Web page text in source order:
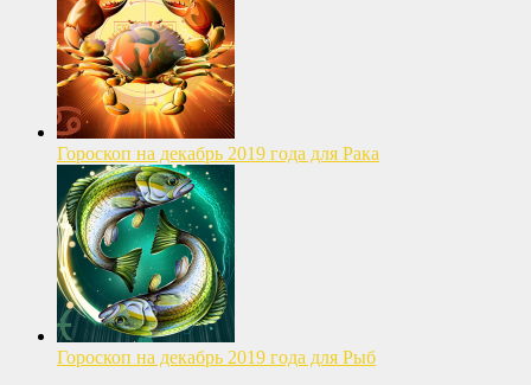
Гороскоп на декабрь 2019 года для Рака
Гороскоп на декабрь 2019 года для Рыб